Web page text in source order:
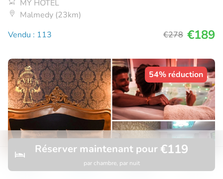
Rechercher Réservations
Réserver maintenant pour€119
par chambre, par nuit
MY HOTEL
Malmedy (23km)
Vendu : 113
€278 €189
54% réduction